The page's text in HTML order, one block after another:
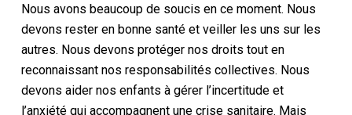
Nous avons beaucoup de soucis en ce moment. Nous
devons rester en bonne santé et veiller les uns sur les
autres. Nous devons protéger nos droits tout en
reconnaissant nos responsabilités collectives. Nous
devons aider nos enfants à gérer l’incertitude et
l’anxiété qui accompagnent une crise sanitaire. Mais